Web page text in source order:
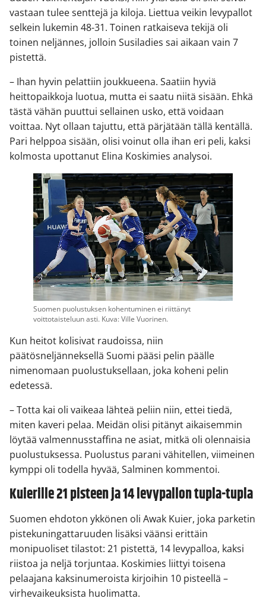
vastaan tulee senttejä ja kiloja. Liettua veikin levypallot
selkein lukemin 48-31. Toinen ratkaiseva tekijä oli
toinen neljännes, jolloin Susiladies sai aikaan vain 7
pistettä.
– Ihan hyvin pelattiin joukkueena. Saatiin hyviä
heittopaikkoja luotua, mutta ei saatu niitä sisään. Ehkä
tästä vähän puuttui sellainen usko, että voidaan
voittaa. Nyt ollaan tajuttu, että pärjätään tällä kentällä.
Pari helppoa sisään, olisi voinut olla ihan eri peli, kaksi
kolmosta upottanut Elina Koskimies analysoi.
Suomen puolustuksen kohentuminen ei riittänyt
voittotaisteluun asti. Kuva: Ville Vuorinen.
Kun heitot kolisivat raudoissa, niin
päätösneljänneksellä Suomi pääsi pelin päälle
nimenomaan puolustuksellaan, joka koheni pelin
edetessä.
– Totta kai oli vaikeaa lähteä peliin niin, ettei tiedä,
miten kaveri pelaa. Meidän olisi pitänyt aikaisemmin
löytää valmennusstaffina ne asiat, mitkä oli olennaisia
puolustuksessa. Puolustus parani vähitellen, viimeinen
kymppi oli todella hyvää, Salminen kommentoi.
Kuierille 21 pisteen ja 14 levypallon tupla-tupla
Suomen ehdoton ykkönen oli Awak Kuier, joka parketin
pistekuningattaruuden lisäksi väänsi erittäin
monipuoliset tilastot: 21 pistettä, 14 levypalloa, kaksi
riistoa ja neljä torjuntaa. Koskimies liittyi toisena
pelaajana kaksinumeroista kirjoihin 10 pisteellä –
virhevaikeuksista huolimatta.